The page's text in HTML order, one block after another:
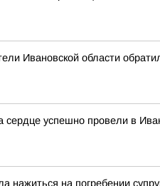
Ивановской области
успешно провели в
нажиться на погребении